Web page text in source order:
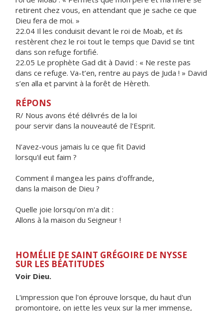
retirent chez vous, en attendant que je sache ce que
Dieu fera de moi. »
22.04 Il les conduisit devant le roi de Moab, et ils
restèrent chez le roi tout le temps que David se tint
dans son refuge fortifié.
22.05 Le prophète Gad dit à David : « Ne reste pas
dans ce refuge. Va-t’en, rentre au pays de Juda ! » David
s’en alla et parvint à la forêt de Hèreth.
RÉPONS
R/ Nous avons été délivrés de la loi
pour servir dans la nouveauté de l'Esprit.
N'avez-vous jamais lu ce que fit David
lorsqu'il eut faim ?
Comment il mangea les pains d'offrande,
dans la maison de Dieu ?
Quelle joie lorsqu'on m'a dit :
Allons à la maison du Seigneur !
HOMÉLIE DE SAINT GRÉGOIRE DE NYSSE
SUR LES BÉATITUDES
Voir Dieu.
L'impression que l'on éprouve lorsque, du haut d'un
promontoire, on jette les yeux sur la mer immense,